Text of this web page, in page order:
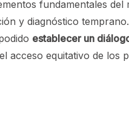
fundamentales del
y diagnóstico
establecer un
acceso equitativo de los